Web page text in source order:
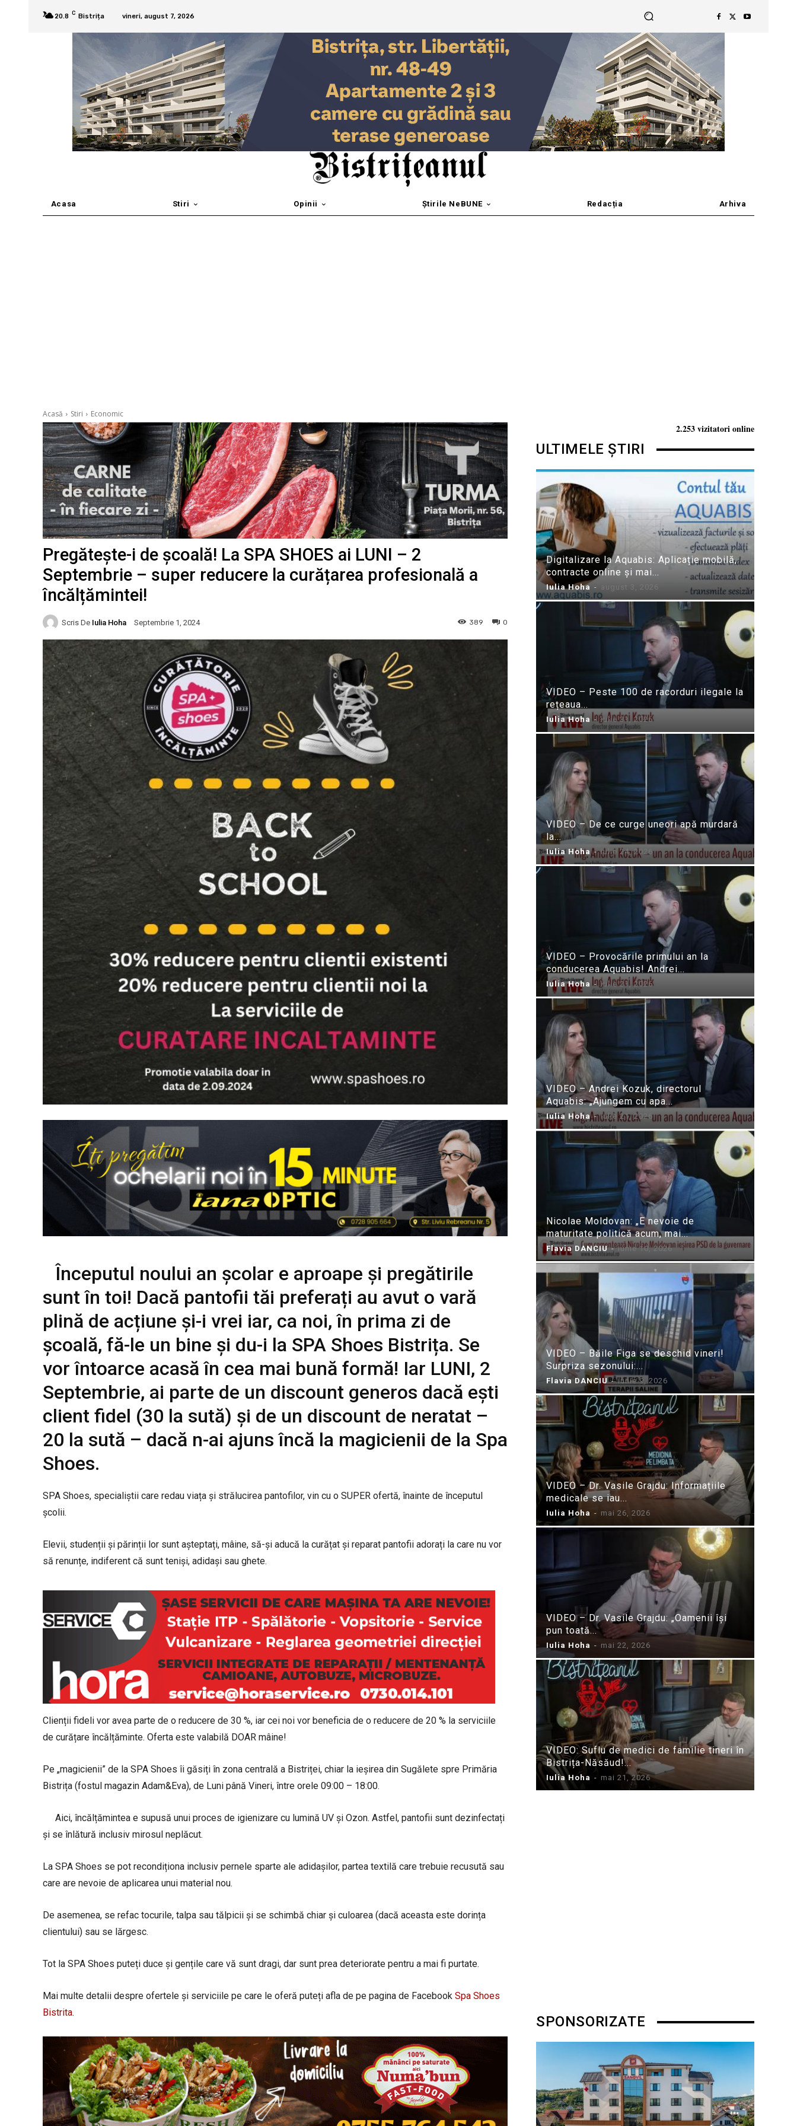
20.8 C Bistrița vineri, august 7, 2026
Acasa Stiri Opinii Știrile NeBUNE Redacția Arhiva
Acasă Stiri Economic
Pregătește-i de școală! La SPA SHOES ai LUNI – 2
Septembrie – super reducere la curățarea profesională a
încălțămintei!
Scris De Iulia Hoha Septembrie 1, 2024 0
389
Începutul noului an școlar e aproape și pregătirile
sunt în toi! Dacă pantofii tăi preferați au avut o vară
plină de acțiune și-i vrei iar, ca noi, în prima zi de
școală, fă-le un bine și du-i la SPA Shoes Bistrița. Se
vor întoarce acasă în cea mai bună formă! Iar LUNI, 2
Septembrie, ai parte de un discount generos dacă ești
client fidel (30 la sută) și de un discount de neratat –
20 la sută – dacă n-ai ajuns încă la magicienii de la Spa
Shoes.
SPA Shoes, specialiștii care redau viața și strălucirea pantofilor, vin cu o SUPER ofertă, înainte de începutul
școlii.
Elevii, studenții și părinții lor sunt așteptați, mâine, să-și aducă la curățat și reparat pantofii adorați la care nu vor
să renunțe, indiferent că sunt teniși, adidași sau ghete.
Clienții fideli vor avea parte de o reducere de 30 %, iar cei noi vor beneficia de o reducere de 20 % la serviciile
de curățare încălțăminte. Oferta este valabilă DOAR mâine!
Pe „magicienii” de la SPA Shoes îi găsiți în zona centrală a Bistriței, chiar la ieșirea din Sugălete spre Primăria
Bistrița (fostul magazin Adam&Eva), de Luni până Vineri, între orele 09:00 – 18:00.
Aici, încălțămintea e supusă unui proces de igienizare cu lumină UV și Ozon. Astfel, pantofii sunt dezinfectați
și se înlătură inclusiv mirosul neplăcut.
La SPA Shoes se pot recondiționa inclusiv pernele sparte ale adidașilor, partea textilă care trebuie recusută sau
care are nevoie de aplicarea unui material nou.
De asemenea, se refac tocurile, talpa sau tălpicii și se schimbă chiar și culoarea (dacă aceasta este dorința
clientului) sau se lărgesc.
Tot la SPA Shoes puteți duce și gențile care vă sunt dragi, dar sunt prea deteriorate pentru a mai fi purtate.
Mai multe detalii despre ofertele și serviciile pe care le oferă puteți afla de pe pagina de Facebook Spa Shoes
Bistrita.
2.253 vizitatori online
ULTIMELE ȘTIRI
Digitalizare la Aquabis: Aplicație mobilă,
contracte online și mai...
Iulia Hoha - august 3, 2026
VIDEO – Peste 100 de racorduri ilegale la
rețeaua...
Iulia Hoha - iulie 31, 2026
VIDEO – De ce curge uneori apă murdară
la...
Iulia Hoha - iulie 24, 2026
VIDEO – Provocările primului an la
conducerea Aquabis! Andrei...
Iulia Hoha - iulie 21, 2026
VIDEO – Andrei Kozuk, directorul
Aquabis: „Ajungem cu apa...
Iulia Hoha - iulie 21, 2026
Nicolae Moldovan: „E nevoie de
maturitate politică acum, mai...
Flavia DANCIU - iunie 10, 2026
VIDEO – Băile Figa se deschid vineri!
Surpriza sezonului:...
Flavia DANCIU - iunie 9, 2026
VIDEO – Dr. Vasile Grajdu: Informațiile
medicale se iau...
Iulia Hoha - mai 26, 2026
VIDEO – Dr. Vasile Grajdu: „Oamenii își
pun toată...
Iulia Hoha - mai 22, 2026
VIDEO: Suflu de medici de familie tineri în
Bistrița-Năsăud!...
Iulia Hoha - mai 21, 2026
SPONSORIZATE